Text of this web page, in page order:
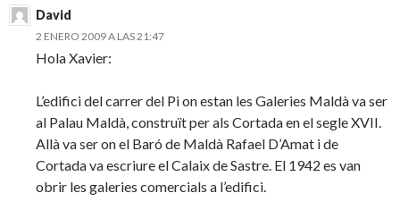
David
2 ENERO 2009 A LAS 21:47
Hola Xavier:
L’edifici del carrer del Pi on estan les Galeries Maldà va ser
al Palau Maldà, construït per als Cortada en el segle XVII.
Allà va ser on el Baró de Maldà Rafael D’Amat i de
Cortada va escriure el Calaix de Sastre. El 1942 es van
obrir les galeries comercials a l’edifici.